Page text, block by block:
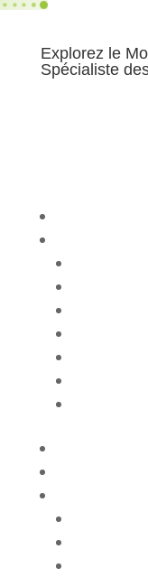
Explorez le
Spécialiste